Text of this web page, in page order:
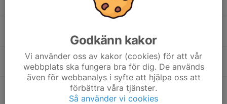
Klubbhuset
17:30
19:00
Fotbollsträning
Konstgräset Stenkullen
Godkänn kakor
Vi använder oss av kakor (cookies) för att vår
webbplats ska fungera bra för dig. De används
även för webbanalys i syfte att hjälpa oss att
förbättra våra tjänster.
Så använder vi cookies